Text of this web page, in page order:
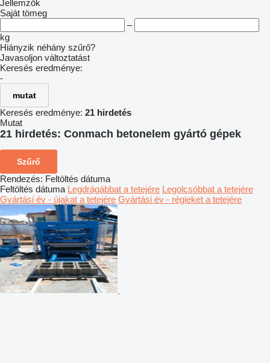
Jellemzők
Saját tömeg
–
kg
Hiányzik néhány szűrő?
Javasoljon változtatást
Keresés eredménye:
-
mutat
Keresés eredménye: 21 hirdetés
Mutat
21 hirdetés: Conmach betonelem gyártó gépek
Szűrő
Rendezés: Feltöltés dátuma
Feltöltés dátuma Legdrágábbat a tetejére Legolcsóbbat a tetejére
Gyártási év - újakat a tetejére Gyártási év - régieket a tetejére